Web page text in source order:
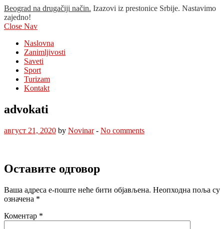
Beograd na drugačiji način. Izazovi iz prestonice Srbije. Nastavimo
zajedno!
Close Nav
Naslovna
Zanimljivosti
Saveti
Sport
Turizam
Kontakt
advokati
август 21, 2020 by Novinar- No comments
Оставите одговор
Ваша адреса е-поште неће бити објављена. Неопходна поља су
означена *
Коментар *